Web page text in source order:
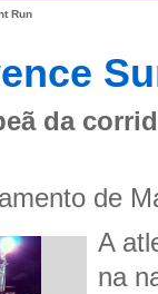
Run
da
de
A
na